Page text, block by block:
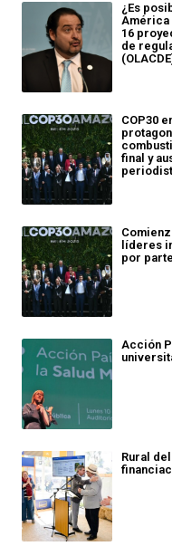
¿Es
América
16
de
COP30
final y
líderes
por
Acción
Rural